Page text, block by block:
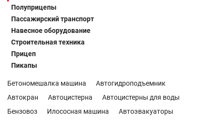
Полуприцепы
Пассажирский транспорт
Навесное оборудование
Строительная техника
Прицеп
Пикапы
Бетономешалка машина
Автогидроподъемник
Автокран
Автоцистерна
Автоцистерны для воды
Бензовоз
Илососная машина
Автоэвакуаторы